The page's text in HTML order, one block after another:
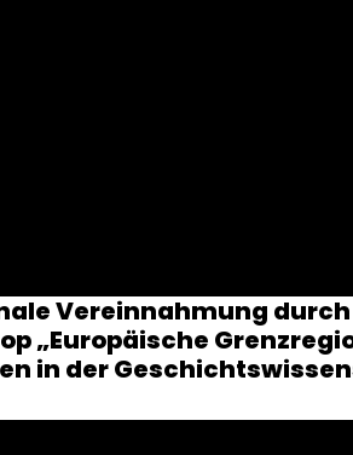
Vereinnahmung
„Europäische
in der